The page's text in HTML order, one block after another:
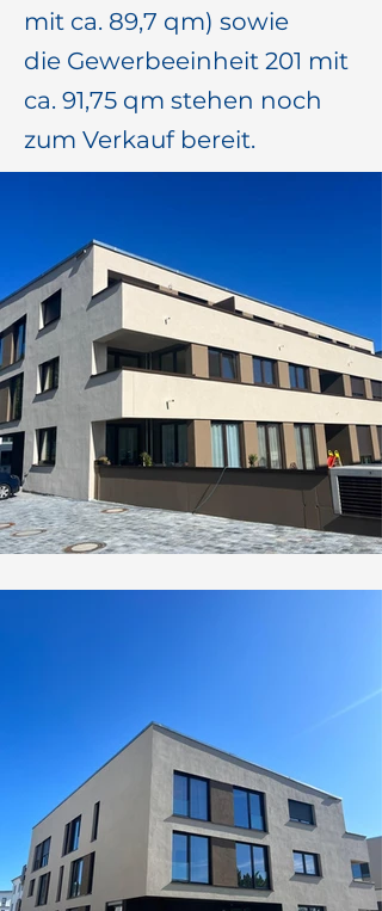
mit ca. 89,7 qm) sowie
die Gewerbeeinheit 201 mit
ca. 91,75 qm stehen noch
zum Verkauf bereit.